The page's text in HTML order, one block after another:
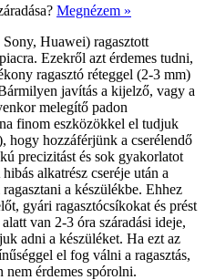
Megnézem »
Huawei) ragasztott
Ezekről azt érdemes tudni,
ragasztó réteggel (2-3 mm)
javítás a kijelző, vagy a
melegítő padon
finom eszközökkel el tudjuk
hogy hozzáférjünk a cserélendő
precizitást és sok gyakorlatot
alkatrész cseréje után a
a készülékbe. Ehhez
gyári ragasztócsíkokat és prést
van 2-3 óra száradási ideje,
adni a készüléket. Ha ezt az
el fog válni a ragasztás,
érdemes spórolni.